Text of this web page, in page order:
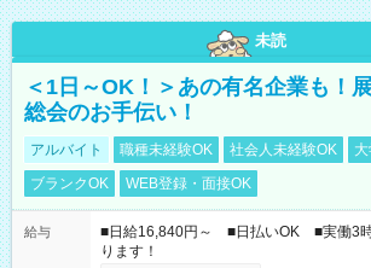
未読
＜1日～OK！＞あの有名企業も！
総会のお手伝い！
アルバイト 職種未経験OK 社会人未経験OK
ブランクOK
WEB登録・面接OK
給与
■日給16,840円～ ■日払いOK ■実働3
ります！